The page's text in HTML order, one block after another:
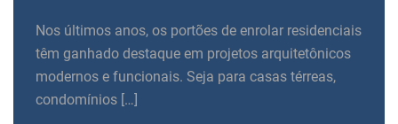
Nos últimos anos, os portões de enrolar residenciais
têm ganhado destaque em projetos arquitetônicos
modernos e funcionais. Seja para casas térreas,
condomínios […]